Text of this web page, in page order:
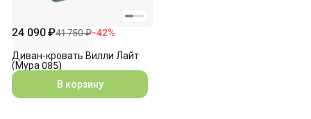
24 090 ₽41 750 ₽−42%
Диван-кровать Вилли Лайт
(Мура 085)
В корзину